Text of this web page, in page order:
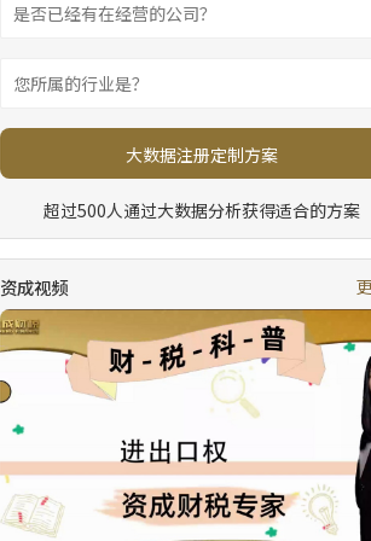
大数据注册定制方案
超过500人通过大数据分析获得适合的方案
资成视频